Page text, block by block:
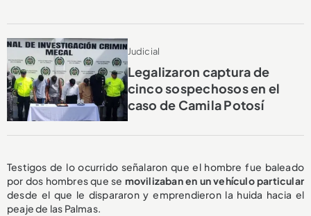
Judicial
Legalizaron captura de
cinco sospechosos en el
caso de Camila Potosí
Testigos de lo ocurrido señalaron que el hombre fue baleado
por dos hombres que se movilizaban en un vehículo particular
desde el que le dispararon y emprendieron la huida hacia el
peaje de las Palmas.